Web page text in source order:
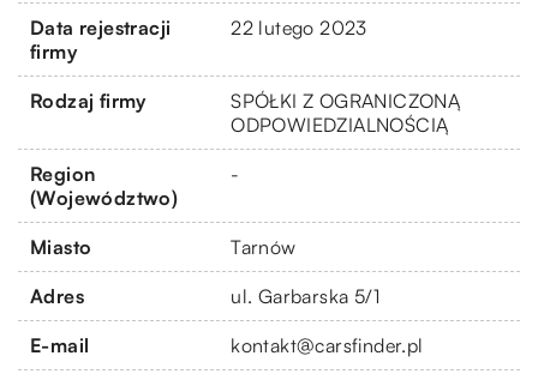
Data rejestracji
firmy
22 lutego 2023
Rodzaj firmy
SPÓŁKI Z OGRANICZONĄ
ODPOWIEDZIALNOŚCIĄ
Region
(Województwo)
-
Miasto Tarnów
Adres ul. Garbarska 5/1
E-mail kontakt@carsfinder.pl